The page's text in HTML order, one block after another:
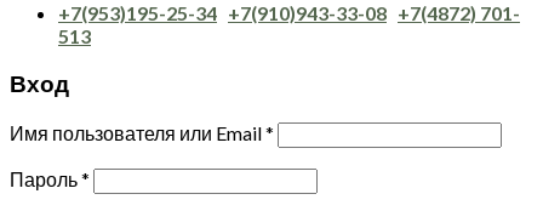
+7(953)195-25-34 +7(910)943-33-08 +7(4872) 701-
513
Вход
Имя пользователя или Email*
Пароль*